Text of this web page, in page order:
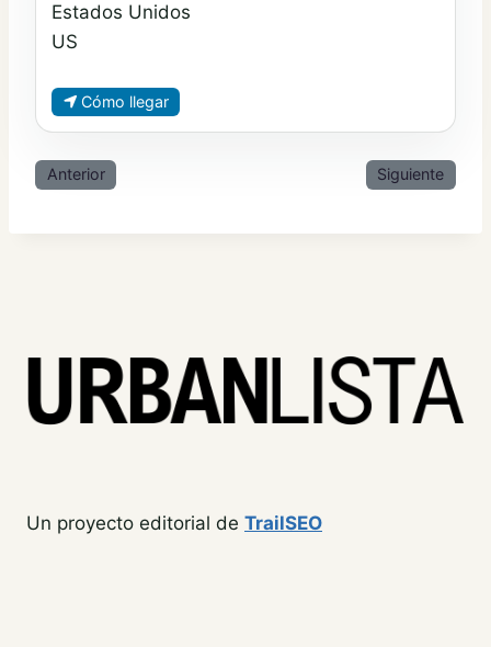
Estados Unidos
US
Cómo llegar
Anterior Siguiente
Un proyecto editorial de TrailSEO